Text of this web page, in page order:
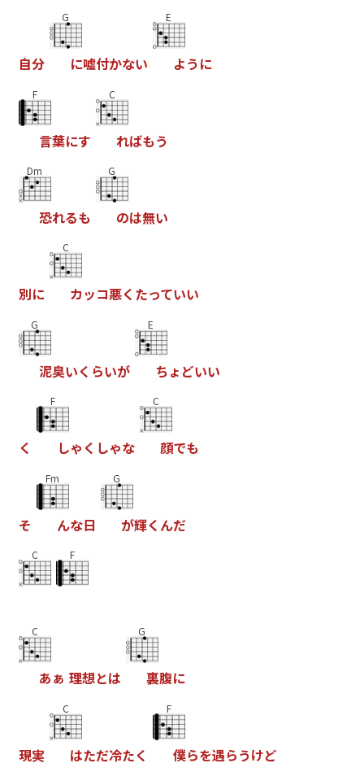
自分
G
に嘘付かない
E
よう に
F
言葉にす
C
ればもう
Dm
恐れるも
G
のは無い
別に
C
カッコ悪く たっていい
G
泥臭いく らいが
E
ちょ どいい
く
F
しゃ く しゃな
C
顔でも
そ
Fm
んな日
G
が輝く んだ
C F
C
あぁ 理想とは
G
裏腹に
現実
C
はただ冷たく
F
僕らを遇らうけど